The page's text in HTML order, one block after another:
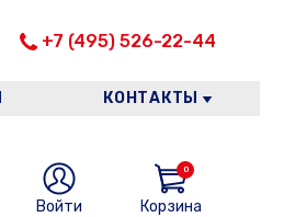
+7 (495) 526-22-44
КОНТАКТЫ
Войти Корзина
0